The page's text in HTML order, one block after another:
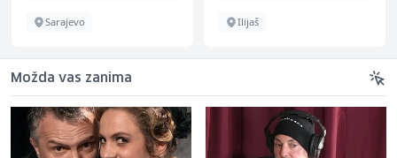
Ilijaš Velika Kladuša
Možda vas zanima